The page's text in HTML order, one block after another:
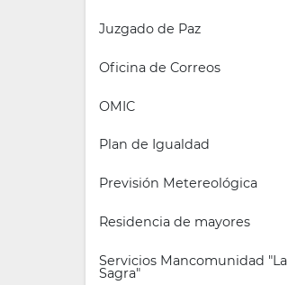
Juzgado de Paz
Oficina de Correos
OMIC
Plan de Igualdad
Previsión Metereológica
Residencia de mayores
Servicios Mancomunidad "La
Sagra"